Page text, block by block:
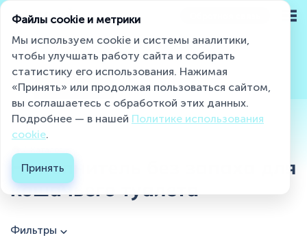
Miaumi® на страже чистоты и свежести
Каталог
О бренде
Все товары Комкующиеся Впитывающие
Наполнитель без запаха для
кошачьего туалета
Фильтры
Файлы cookie и метрики
Мы используем cookie и системы аналитики,
чтобы улучшать работу сайта и собирать
статистику его использования. Нажимая
«Принять» или продолжая пользоваться сайтом,
вы соглашаетесь с обработкой этих данных.
Подробнее — в нашей Политике использования
cookie.
Принять